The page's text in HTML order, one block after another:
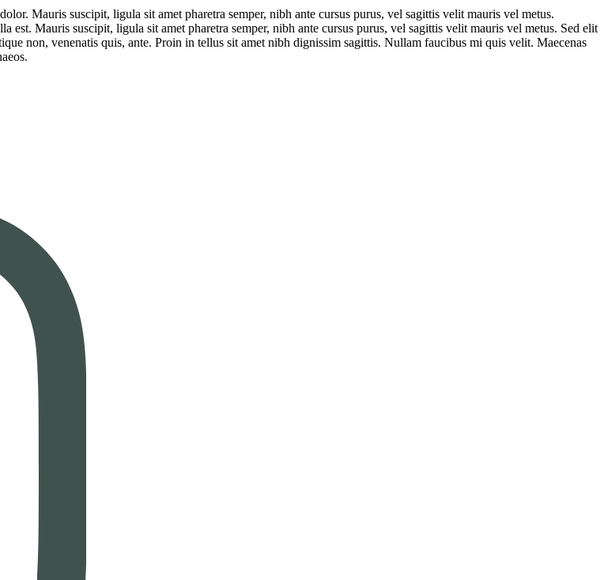
Mauris suscipit, ligula sit amet pharetra semper, nibh ante cursus purus, vel sagittis velit mauris vel metus.
Mauris suscipit, ligula sit amet pharetra semper, nibh ante cursus purus, vel sagittis velit mauris vel metus. Sed elit
non, venenatis quis, ante. Proin in tellus sit amet nibh dignissim sagittis. Nullam faucibus mi quis velit. Maecenas